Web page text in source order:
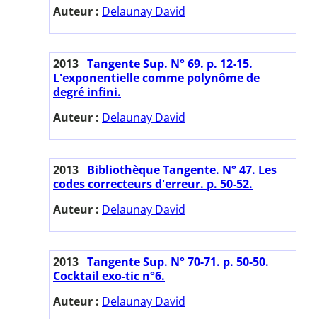
Auteur : Delaunay David
2013 Tangente Sup. N° 69. p. 12-15.
L'exponentielle comme polynôme de
degré infini.
Auteur : Delaunay David
2013 Bibliothèque Tangente. N° 47. Les
codes correcteurs d'erreur. p. 50-52.
Auteur : Delaunay David
2013 Tangente Sup. N° 70-71. p. 50-50.
Cocktail exo-tic n°6.
Auteur : Delaunay David